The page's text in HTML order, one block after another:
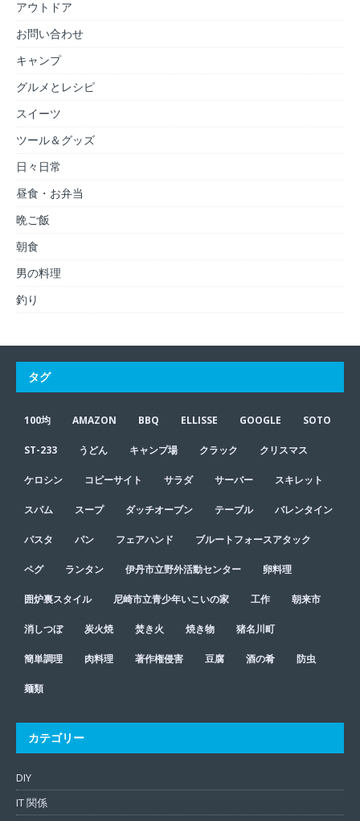
アウトドア
お問い合わせ
キャンプ
グルメとレシピ
スイーツ
ツール＆グッズ
日々日常
昼食・お弁当
晩ご飯
朝食
男の料理
釣り
タグ
100均 AMAZON BBQ ELLISSE GOOGLE SOTO
ST-233 うどん キャンプ場 クラック クリスマス
ケロシン コピーサイト サラダ サーバー スキレット
スパム スープ ダッチオーブン テーブル バレンタイン
パスタ パン フェアハンド ブルートフォースアタック
ペグ ランタン 伊丹市立野外活動センター 卵料理
囲炉裏スタイル 尼崎市立青少年いこいの家 工作 朝来市
消しつぼ 炭火焼 焚き火 焼き物 猪名川町
簡単調理 肉料理 著作権侵害 豆腐 酒の肴 防虫
麺類
カテゴリー
DIY
IT 関係